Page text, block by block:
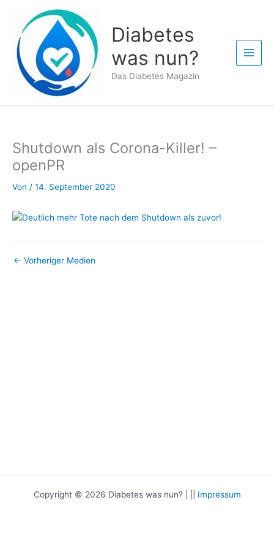
springen
Diabetes
was nun?
Das Diabetes Magazin
Shutdown als Corona-Killer! –
openPR
Von / 14. September 2020
← Vorheriger Medien
Copyright © 2026 Diabetes was nun? | || Impressum